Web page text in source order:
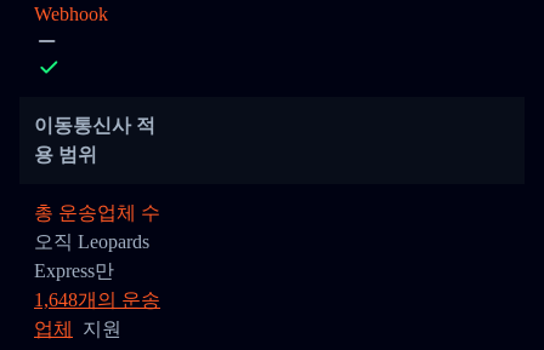
Webhook
이동통신사 적
용 범위
총 운송업체 수
오직 Leopards
Express만
1,648개의 운송
업체
지원